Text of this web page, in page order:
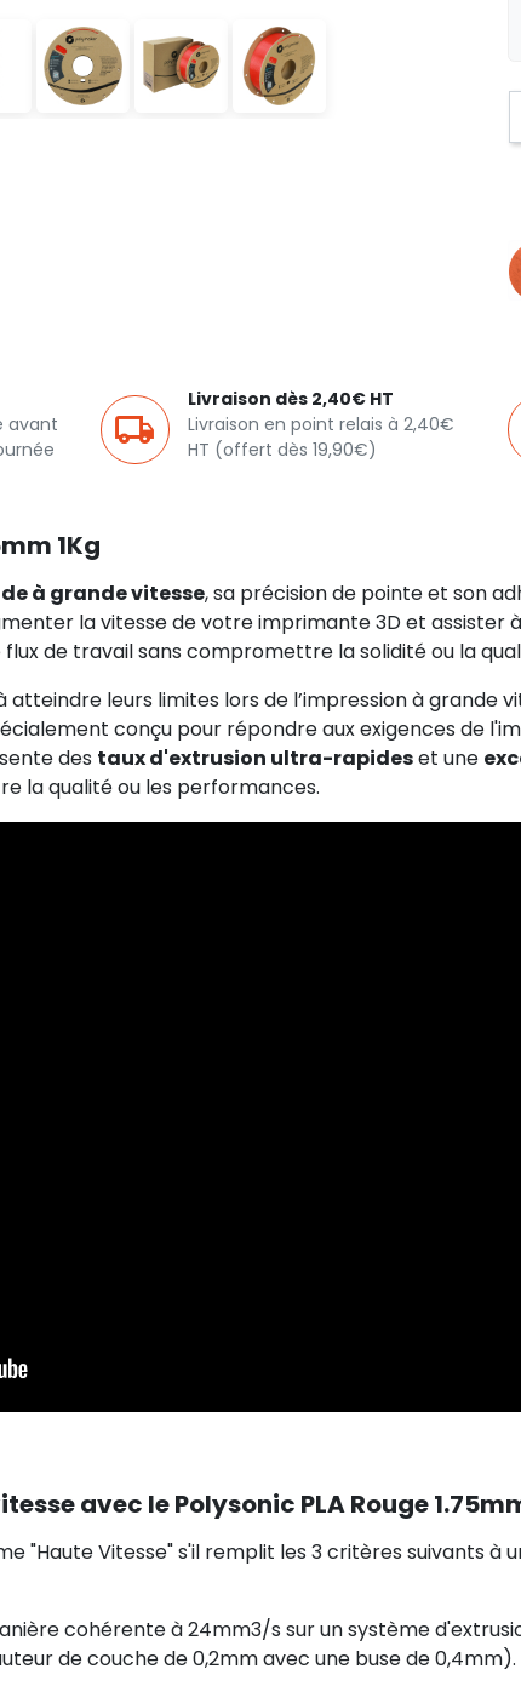
avant
Livraison dès 2,40€ HT
Livraison en point relais à 2,40€
HT (offert dès 19,90€)
1Kg
à grande vitesse, sa précision de pointe et son
la vitesse de votre imprimante 3D et assister
de travail sans compromettre la solidité ou la
leurs limites lors de l’impression à grande
conçu pour répondre aux exigences de
des taux d'extrusion ultra-rapideset une
la qualité ou les performances.
avec le Polysonic PLA Rouge
"Haute Vitesse" s'il remplit les 3 critères suivants à
cohérente à 24mm3/s sur un système
de couche de 0,2mm avec une buse de 0,4mm).